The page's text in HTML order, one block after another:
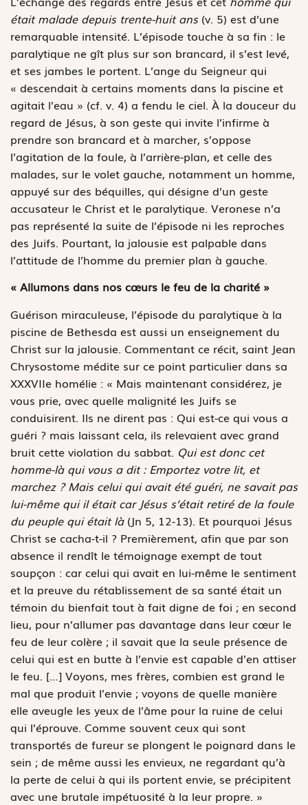
était malade depuis trente-huit ans(v. 5) est d’une
remarquable intensité. L’épisode touche à sa fin : le
paralytique ne gît plus sur son brancard, il s’est levé,
et ses jambes le portent. L’ange du Seigneur qui
« descendait à certains moments dans la piscine et
agitait l’eau » (cf. v. 4) a fendu le ciel. À la douceur du
regard de Jésus, à son geste qui invite l’infirme à
prendre son brancard et à marcher, s’oppose
l’agitation de la foule, à l’arrière-plan, et celle des
malades, sur le volet gauche, notamment un homme,
appuyé sur des béquilles, qui désigne d’un geste
accusateur le Christ et le paralytique. Veronese n’a
pas représenté la suite de l’épisode ni les reproches
des Juifs. Pourtant, la jalousie est palpable dans
l’attitude de l’homme du premier plan à gauche.
« Allumons dans nos cœurs le feu de la charité »
Guérison miraculeuse, l’épisode du paralytique à la
piscine de Bethesda est aussi un enseignement du
Christ sur la jalousie. Commentant ce récit, saint Jean
Chrysostome médite sur ce point particulier dans sa
XXXVIIe homélie : « Mais maintenant considérez, je
vous prie, avec quelle malignité les Juifs se
conduisirent. Ils ne dirent pas : Qui est-ce qui vous a
guéri ? mais laissant cela, ils relevaient avec grand
bruit cette violation du sabbat. Qui est donc cet
homme-là qui vous a dit : Emportez votre lit, et
marchez ? Mais celui qui avait été guéri, ne savait pas
lui-même qui il était car Jésus s’était retiré de la foule
du peuple qui était là(Jn 5, 12-13). Et pourquoi Jésus
Christ se cacha-t-il ? Premièrement, afin que par son
absence il rendît le témoignage exempt de tout
soupçon : car celui qui avait en lui-même le sentiment
et la preuve du rétablissement de sa santé était un
témoin du bienfait tout à fait digne de foi ; en second
lieu, pour n’allumer pas davantage dans leur cœur le
feu de leur colère ; il savait que la seule présence de
celui qui est en butte à l’envie est capable d’en attiser
le feu. […] Voyons, mes frères, combien est grand le
mal que produit l’envie ; voyons de quelle manière
elle aveugle les yeux de l’âme pour la ruine de celui
qui l’éprouve. Comme souvent ceux qui sont
transportés de fureur se plongent le poignard dans le
sein ; de même aussi les envieux, ne regardant qu’à
la perte de celui à qui ils portent envie, se précipitent
avec une brutale impétuosité à la leur propre. »